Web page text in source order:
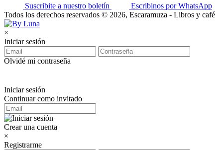
Suscribite a nuestro boletín
Escribinos por WhatsApp
Todos los derechos reservados © 2026, Escaramuza - Libros y café
×
Iniciar sesión
Olvidé mi contraseña
Iniciar sesión
Continuar como invitado
Crear una cuenta
×
Registrarme